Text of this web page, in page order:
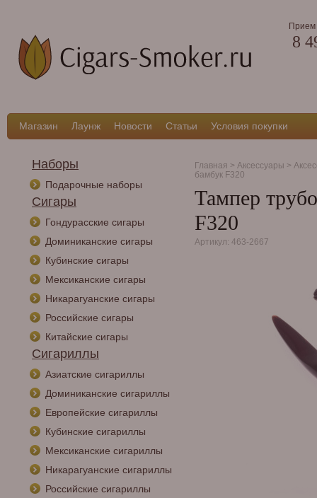
Прием
8
Магазин Лаунж Новости Статьи Условия покупки
Наборы
Подарочные наборы
Сигары
Гондурасские сигары
Доминиканские сигары
Кубинские сигары
Мексиканские сигары
Никарагуанские сигары
Российские сигары
Китайские сигары
Сигариллы
Азиатские сигариллы
Доминиканские сигариллы
Европейские сигариллы
Кубинские сигариллы
Мексиканские сигариллы
Никарагуанские сигариллы
Российские сигариллы
Главная > Аксессуары >
бамбук F320
Тампер
F320
Артикул: 463-2667